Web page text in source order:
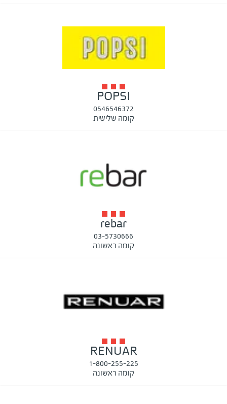
POPSI
0546546372
קומה שלישית
rebar
03-5730666
קומה ראשונה
RENUAR
1-800-255-225
קומה ראשונה